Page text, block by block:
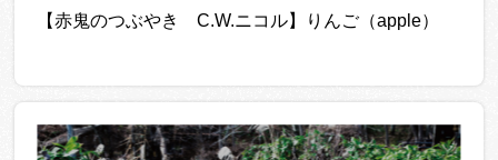
【赤鬼のつぶやき C.W.ニコル】りんご（apple）